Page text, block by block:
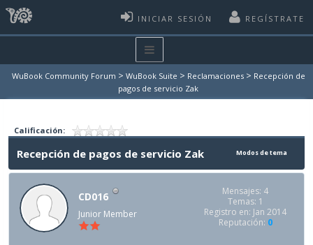
INICIAR SESIÓN REGÍSTRATE
WuBook Community Forum > WuBook Suite > Reclamaciones > Recepción de
pagos de servicio Zak
Calificación:
Modos de tema
Recepción de pagos de servicio Zak
CD016
Junior Member
Mensajes: 4
Temas: 1
Registro en: Jan 2014
Reputación: 0